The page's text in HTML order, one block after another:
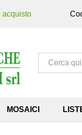
acquisto
Tutto
MOSAICI